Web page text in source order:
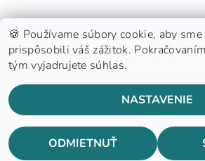
2026 ©Konzoland s.r.o., všetky
Vytvoril Shoptet
🍪 Používame súbory cookie, aby
prispôsobili váš zážitok.
tým vyjadrujete súhlas.
NASTAVENIE
ODMIETNUŤ